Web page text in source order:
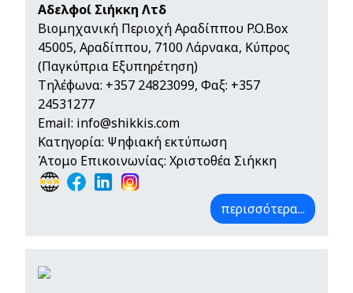
Αδελφοί Σιήκκη Λτδ
Βιομηχανική Περιοχή Αραδίππου P.O.Box
45005, Αραδίππου, 7100 Λάρνακα, Κύπρος
(Παγκύπρια Εξυπηρέτηση)
Τηλέφωνα: +357 24823099, Φαξ: +357
24531277
Email: info@shikkis.com
Κατηγορία: Ψηφιακή εκτύπωση
Άτομο Επικοινωνίας: Χριστοθέα Σιήκκη
περισσότερα...